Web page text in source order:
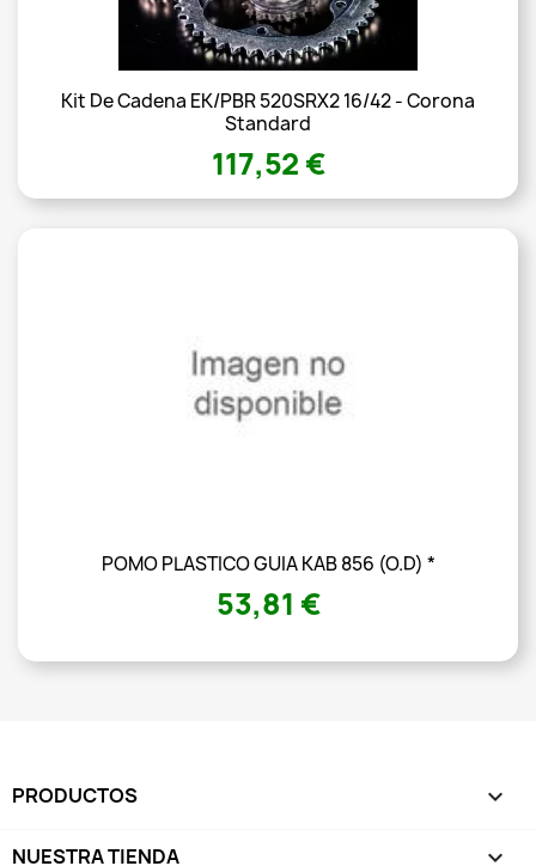
Kit De Cadena EK/PBR 520SRX2 16/42 - Corona
Standard
117,52 €
POMO PLASTICO GUIA KAB 856 (O.D) *
53,81 €
PRODUCTOS 
NUESTRA TIENDA 